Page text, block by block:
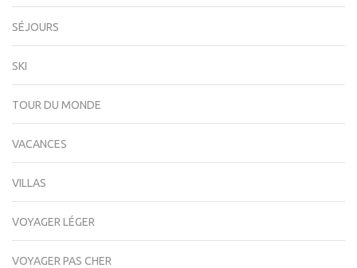
SÉJOURS
SKI
TOUR DU MONDE
VACANCES
VILLAS
VOYAGER LÉGER
VOYAGER PAS CHER